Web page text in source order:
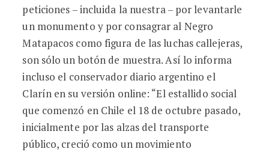
peticiones – incluida la nuestra – por levantarle
un monumento y por consagrar al Negro
Matapacos como figura de las luchas callejeras,
son sólo un botón de muestra. Así lo informa
incluso el conservador diario argentino el
Clarín en su versión online: “El estallido social
que comenzó en Chile el 18 de octubre pasado,
inicialmente por las alzas del transporte
público, creció como un movimiento